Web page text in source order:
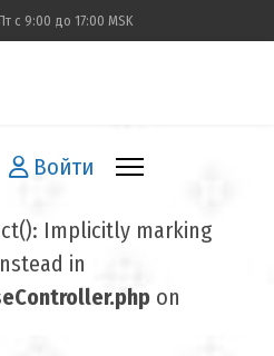
с 9:00 до 17:00 MSK
Войти
Implicitly marking
in
on